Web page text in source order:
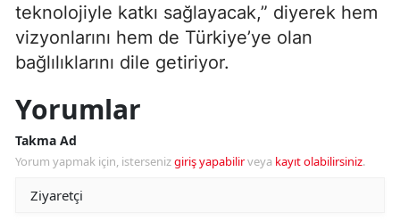
teknolojiyle katkı sağlayacak,” diyerek hem
vizyonlarını hem de Türkiye’ye olan
bağlılıklarını dile getiriyor.
Yorumlar
Takma Ad
Yorum yapmak için, istersenizgiriş yapabilirveya kayıt olabilirsiniz.